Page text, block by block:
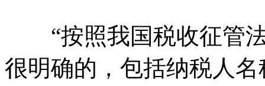
“按照我国税收征管法
很明确的，包括纳税人